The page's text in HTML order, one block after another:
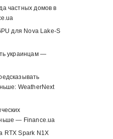
частных домов в
для Nova Lake-S
украинцам —
WeatherNext
— Finance.ua
RTX Spark N1X